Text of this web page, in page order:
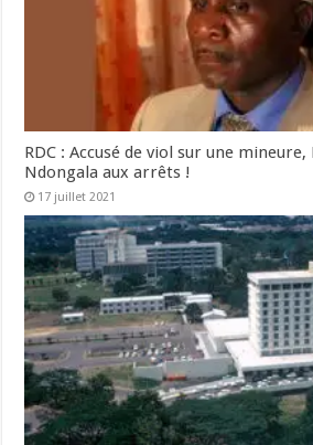
RDC : Accusé de viol sur une
Ndongala aux arrêts !
17 juillet 2021